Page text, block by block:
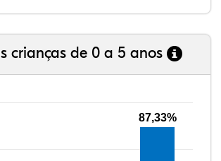
crianças de 0 a 5 anos
87,33%